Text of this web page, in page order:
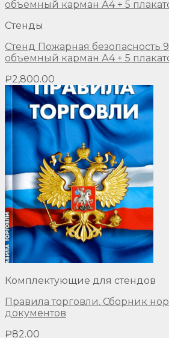
Стенды
Стенд Пожарная безопасность
объемный карман А4 + 5
₽2,800.00
Комплектующие для стендов
Правила торговли. Сборник
документов
₽82.00